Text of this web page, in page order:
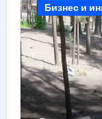
Бизнес и